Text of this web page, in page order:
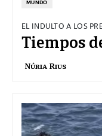
MUNDO
EL INDULTO A LOS
Tiempos
Núria Rius